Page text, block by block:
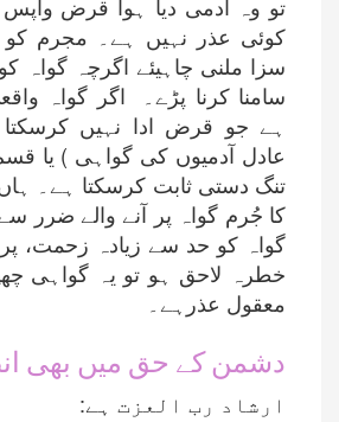
کوئی عذر نہیں ہے۔ مجرم
سزا ملنی چاہیئے اگرچہ گواہ
سامنا کرنا پڑے۔ اگر گواہ
ہے جو قرض ادا نہیں کرسکتا
عادل آدمیوں کی گواہی ) یا
تنگ دستی ثابت کرسکتا ہے۔ ہاں
کا جُرم گواہ پر آنے والے ضرر
گواہ کو حد سے زیادہ زحمت،
خطرہ لاحق ہو تو یہ گواہی
معقول عذرہے۔
دشمن کے حق میں بھی
ارشاد رب العزت ہے: